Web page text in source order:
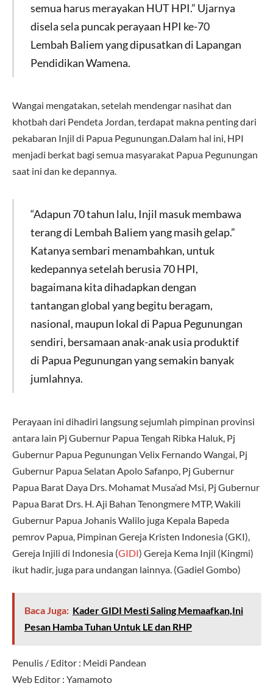
semua harus merayakan HUT HPI.” Ujarnya
disela sela puncak perayaan HPI ke-70
Lembah Baliem yang dipusatkan di Lapangan
Pendidikan Wamena.
Wangai mengatakan, setelah mendengar nasihat dan
khotbah dari Pendeta Jordan, terdapat makna penting dari
pekabaran Injil di Papua Pegunungan.Dalam hal ini, HPI
menjadi berkat bagi semua masyarakat Papua Pegunungan
saat ini dan ke depannya.
“Adapun 70 tahun lalu, Injil masuk membawa
terang di Lembah Baliem yang masih gelap.”
Katanya sembari menambahkan, untuk
kedepannya setelah berusia 70 HPI,
bagaimana kita dihadapkan dengan
tantangan global yang begitu beragam,
nasional, maupun lokal di Papua Pegunungan
sendiri, bersamaan anak-anak usia produktif
di Papua Pegunungan yang semakin banyak
jumlahnya.
Perayaan ini dihadiri langsung sejumlah pimpinan provinsi
antara lain Pj Gubernur Papua Tengah Ribka Haluk, Pj
Gubernur Papua Pegunungan Velix Fernando Wangai, Pj
Gubernur Papua Selatan Apolo Safanpo, Pj Gubernur
Papua Barat Daya Drs. Mohamat Musa’ad Msi, Pj Gubernur
Papua Barat Drs. H. Aji Bahan Tenongmere MTP, Wakili
Gubernur Papua Johanis Walilo juga Kepala Bapeda
pemrov Papua, Pimpinan Gereja Kristen Indonesia (GKI),
Gereja Injili di Indonesia (GIDI) Gereja Kema Injil (Kingmi)
ikut hadir, juga para undangan lainnya. (Gadiel Gombo)
Baca Juga: Kader GIDI Mesti Saling Memaafkan,Ini
Pesan Hamba Tuhan Untuk LE dan RHP
Penulis / Editor : Meidi Pandean
Web Editor : Yamamoto